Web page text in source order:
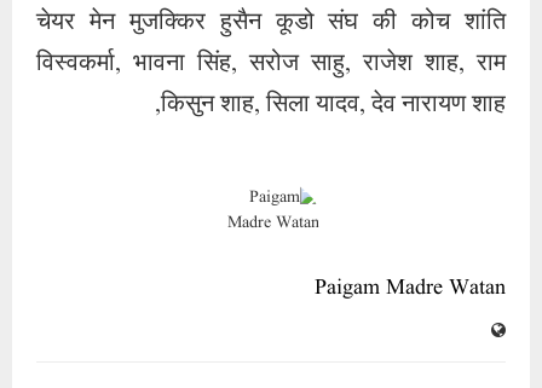
चेयर मेन मुजक्किर हुसैन कूडो संघ की कोच शांति
विस्वकर्मा, भावना सिंह, सरोज साहु, राजेश शाह, राम
किसुन शाह, सिला यादव, देव नारायण शाह,
Paigam Madre Watan